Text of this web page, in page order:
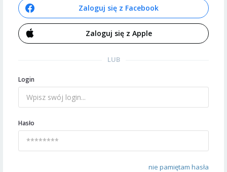
Zaloguj się z Facebook
Zaloguj się z Apple
LUB
Login
Hasło
nie pamiętam hasła